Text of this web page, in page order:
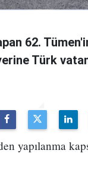
62.
Türk
yapılanma